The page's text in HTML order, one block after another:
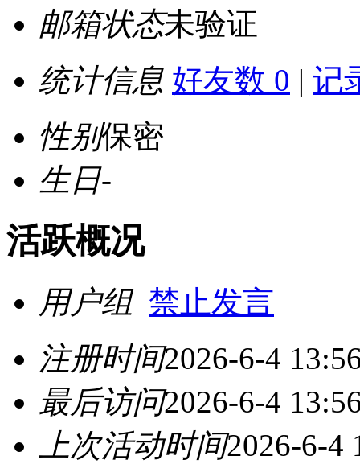
邮箱状态未验证
统计信息 好友数 0 | 记
性别保密
生日-
活跃概况
用户组 禁止发言
注册时间2026-6-4
最后访问2026-6-4
上次活动时间2026-6-4